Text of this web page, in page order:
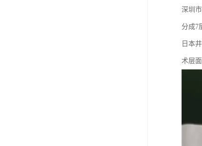
深圳
分成7
日本
术层